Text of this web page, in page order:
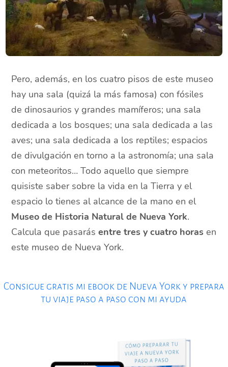
Pero, además, en los cuatro pisos de este museo
hay una sala (quizá la más famosa) con fósiles
de dinosaurios y grandes mamíferos; una sala
dedicada a los bosques; una sala dedicada a las
aves; una sala dedicada a los reptiles; espacios
de divulgación en torno a la astronomía; una sala
con meteoritos… Todo aquello que siempre
quisiste saber sobre la vida en la Tierra y el
espacio lo tienes al alcance de la mano en el
Museo de Historia Natural de Nueva York.
Calcula que pasarásentre tres y cuatro horas en
este museo de Nueva York.
Consigue gratis mi ebook de Nueva York y prepara
tu viaje paso a paso con mi ayuda